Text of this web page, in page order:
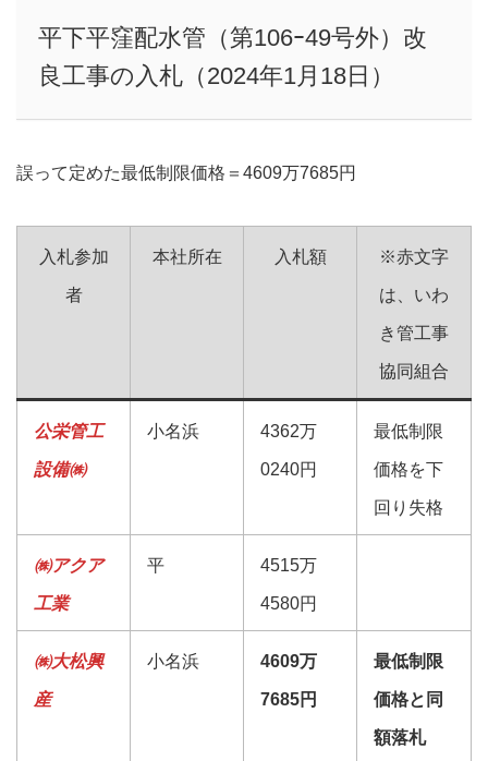
平下平窪配水管（第106ｰ49号外）改
良工事の入札（2024年1月18日）
誤って定めた最低制限価格＝4609万7685円
入札参加
者
本社所在 入札額 ※赤文字
は、いわ
き管工事
協同組合
公栄管工
設備㈱
小名浜 4362万
0240円
最低制限
価格を下
回り失格
㈱アクア
工業
平 4515万
4580円
㈱大松興
産
小名浜 4609万
7685円
最低制限
価格と同
額落札